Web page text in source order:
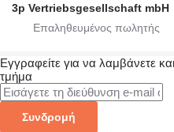
3p Vertriebsgesellschaft mbH
Εγγραφείτε για να λαμβάνετε
τμήμα
Συνδρομή